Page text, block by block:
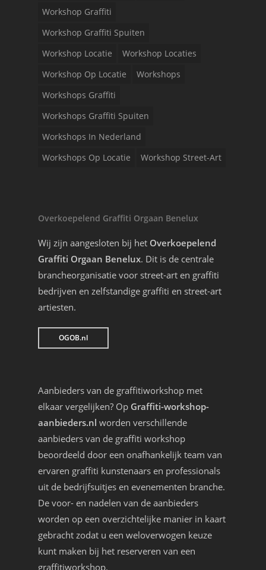
Workshop Graffiti
Workshop Graffiti Spuiten
Workshop Locatie
Workshop Locaties
Workshop Op Locatie
Workshops
Workshops Graffiti
Workshops Graffiti Spuiten
Workshops In Nederland
Workshops Op Locatie
Workshop Street-Art
Overkoepelend Graffiti Orgaan Benelux
Wij zijn aangesloten bij het Overkoepelend
Graffiti Orgaan Benelux. Dit is de centrale
brancheorganisatie voor street-art en graffiti
bedrijven en zelfstandige graffiti en street-art
artiesten.
OGOB.nl
Aanbieders van de graffitiworkshop met
elkaar vergelijken? Op Graffiti-workshop-
aanbieders.nl worden verschillende
aanbieders van de graffiti workshop
beoordeeld door een onafhankelijk team van
ervaren graffiti kunstenaars en professionals
uit de bedrijfsuitjes en evenementen branche.
De voor- en nadelen van de aanbieders
worden op een overzichtelijke manier in kaart
gebracht zodat u een weloverwogen keuze
kunt maken bij het reserveren van een
graffitiworkshop.